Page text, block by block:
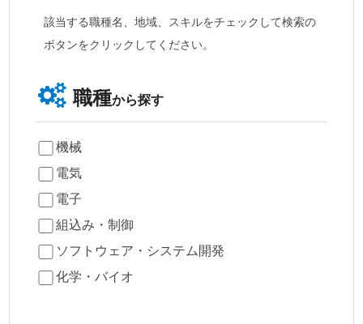
該当する職種名、地域、スキルをチェックして検索の
ボタンをクリックしてください。
職種から探す
機械
電気
電子
組込み・制御
ソフトウェア・システム開発
化学・バイオ